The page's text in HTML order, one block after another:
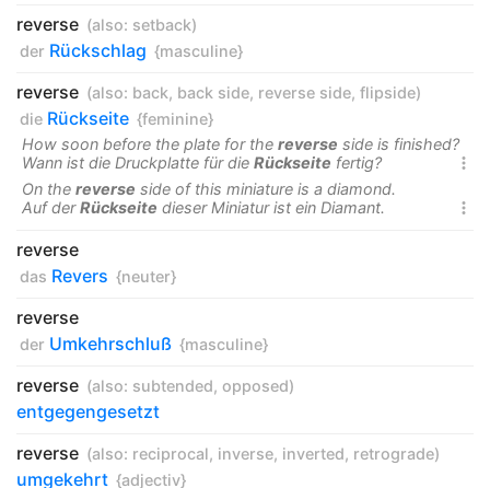
reverse (also: setback)
der Rückschlag {masculine}
reverse (also: back, back side, reverse side, flipside)
die Rückseite {feminine}
How soon before the plate for the reverse side is finished?

Wann ist die Druckplatte für die Rückseite fertig?
On the reverse side of this miniature is a diamond.

Auf derRückseite dieser Miniatur ist ein Diamant.
reverse
das Revers {neuter}
reverse
der Umkehrschluß {masculine}
reverse (also: subtended, opposed)
entgegengesetzt
reverse (also: reciprocal, inverse, inverted, retrograde)
umgekehrt {adjectiv}